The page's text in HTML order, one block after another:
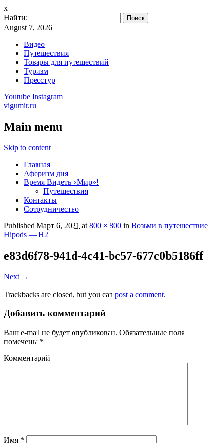
x
Найти:
August 7, 2026
Видео
Путешествия
Товары для путешествий
Туризм
Пресстур
Youtube Instagram
vigumir.ru
Main menu
Skip to content
Главная
Афоризм дня
Время Видеть «Мир»!
Путешествия
Контакты
Сотрудничество
Published Март 6, 2021 at 800 × 800 in Возьми в путешествие
Hipods — H2
e83d6f78-941d-4c41-bc57-677c0b5186ff
Next →
Trackbacks are closed, but you can post a comment.
Добавить комментарий
Ваш e-mail не будет опубликован. Обязательные поля
помечены *
Комментарий
Имя *